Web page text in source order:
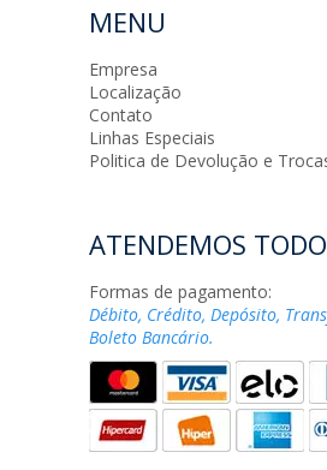
MENU
Empresa
Localização
Contato
Linhas Especiais
Politica de Devolução e
ATENDEMOS
Formas de pagamento:
Débito, Crédito, Depósito,
Boleto Bancário.